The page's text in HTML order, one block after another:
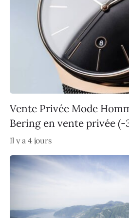
Vente Privée Mode
Bering en vente privée (-
Il y a 4 jours